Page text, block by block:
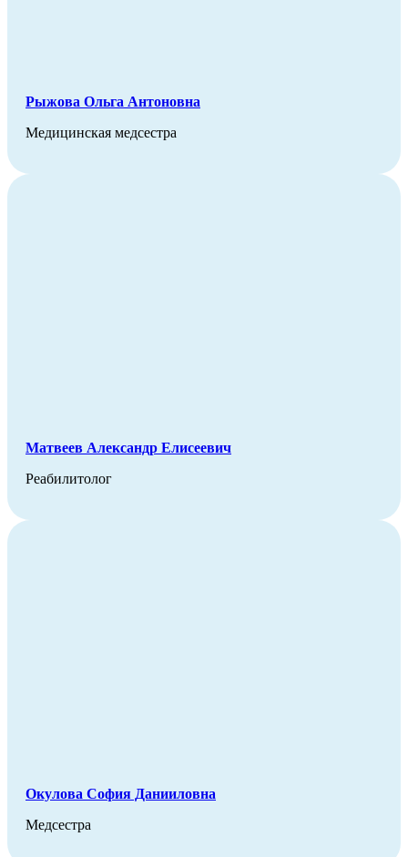
Рыжова Ольга Антоновна
Медицинская медсестра
Матвеев Александр Елисеевич
Реабилитолог
Окулова София Данииловна
Медсестра